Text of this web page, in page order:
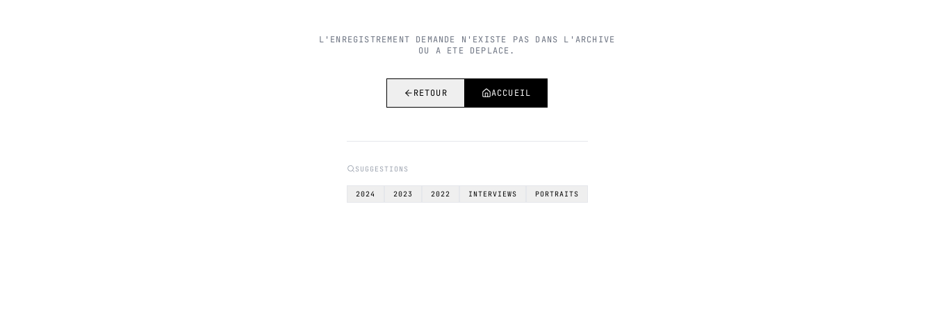
L'ENREGISTREMENT DEMANDE N'EXISTE PAS DANS L'ARCHIVE
OU A ETE DEPLACE.
RETOUR ACCUEIL
SUGGESTIONS
2024 2023 2022 INTERVIEWS PORTRAITS